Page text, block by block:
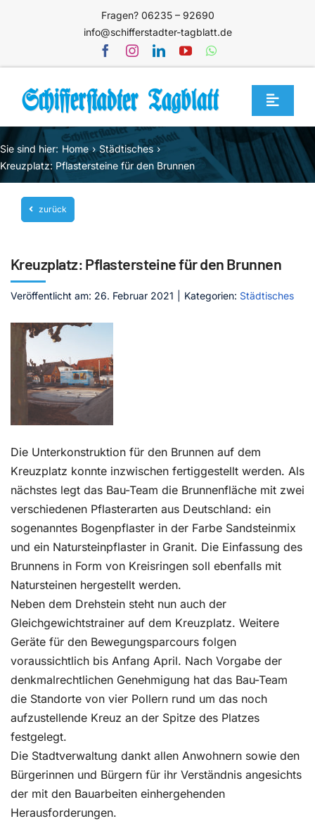
Fragen? 06235 – 92690
info@schifferstadter-tagblatt.de
Toggle
Home
Themen
Blog
Unternehmen
Mediathek
Kontakt
Sie sind hier: Home
Städtisches
Kreuzplatz: Pflastersteine für den Brunnen
zurück
Kreuzplatz: Pflastersteine für den Brunnen
Veröffentlicht am: 26. Februar 2021 Kategorien: Städtisches
Die Unterkonstruktion für den Brunnen auf dem
Kreuzplatz konnte inzwischen fertiggestellt werden. Als
nächstes legt das Bau-Team die Brunnenfläche mit zwei
verschiedenen Pflasterarten aus Deutschland: ein
sogenanntes Bogenpflaster in der Farbe Sandsteinmix
und ein Natursteinpflaster in Granit. Die Einfassung des
Brunnens in Form von Kreisringen soll ebenfalls mit
Natursteinen hergestellt werden.
Neben dem Drehstein steht nun auch der
Gleichgewichtstrainer auf dem Kreuzplatz. Weitere
Geräte für den Bewegungsparcours folgen
voraussichtlich bis Anfang April. Nach Vorgabe der
denkmalrechtlichen Genehmigung hat das Bau-Team
die Standorte von vier Pollern rund um das noch
aufzustellende Kreuz an der Spitze des Platzes
festgelegt.
Die Stadtverwaltung dankt allen Anwohnern sowie den
Bürgerinnen und Bürgern für ihr Verständnis angesichts
der mit den Bauarbeiten einhergehenden
Herausforderungen.